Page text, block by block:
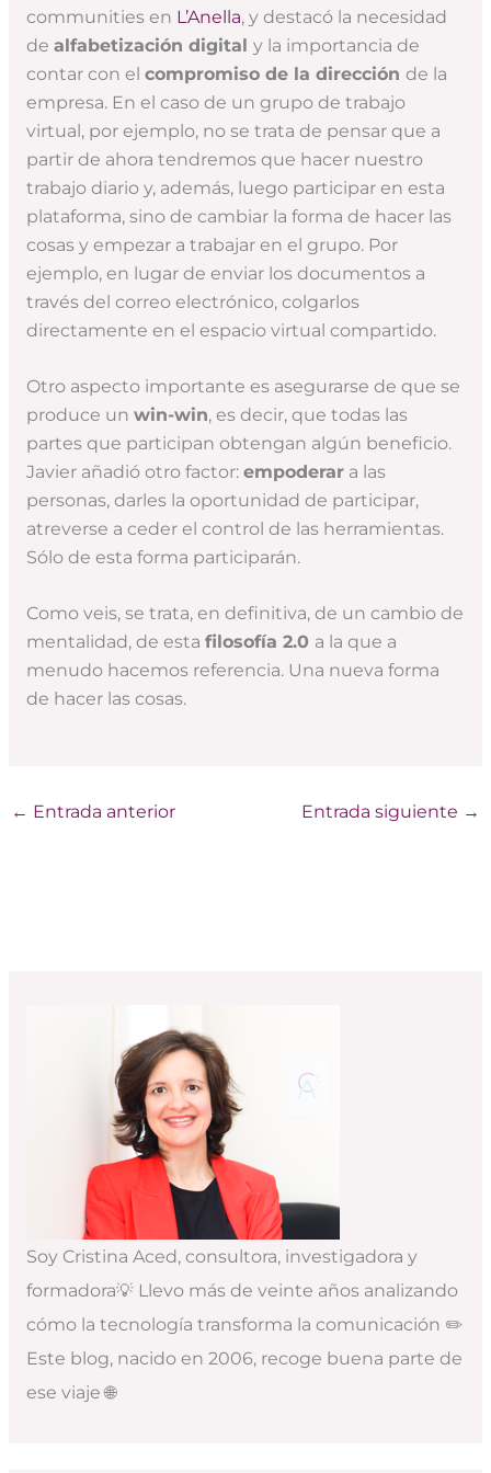
communities en L’Anella, y destacó la necesidad
de alfabetización digital y la importancia de
contar con el compromiso de la dirección de la
empresa. En el caso de un grupo de trabajo
virtual, por ejemplo, no se trata de pensar que a
partir de ahora tendremos que hacer nuestro
trabajo diario y, además, luego participar en esta
plataforma, sino de cambiar la forma de hacer las
cosas y empezar a trabajar en el grupo. Por
ejemplo, en lugar de enviar los documentos a
través del correo electrónico, colgarlos
directamente en el espacio virtual compartido.
Otro aspecto importante es asegurarse de que se
produce un win-win, es decir, que todas las
partes que participan obtengan algún beneficio.
Javier añadió otro factor: empoderara las
personas, darles la oportunidad de participar,
atreverse a ceder el control de las herramientas.
Sólo de esta forma participarán.
Como veis, se trata, en definitiva, de un cambio de
mentalidad, de esta filosofía 2.0 a la que a
menudo hacemos referencia. Una nueva forma
de hacer las cosas.
← Entrada anterior Entrada siguiente →
Soy Cristina Aced, consultora, investigadora y
formadora💡 Llevo más de veinte años analizando
cómo la tecnología transforma la comunicación ✏️
Este blog, nacido en 2006, recoge buena parte de
ese viaje 🌐